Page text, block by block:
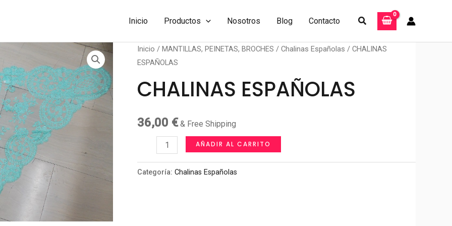
Inicio Productos Nosotros Blog Contacto Buscar
Inicio / MANTILLAS, PEINETAS, BROCHES / Chalinas Españolas / CHALINAS
ESPAÑOLAS
CHALINAS ESPAÑOLAS
36,00 € & Free Shipping
CHALINAS
cantidad
AÑADIR AL CARRITO
Categoría: Chalinas Españolas